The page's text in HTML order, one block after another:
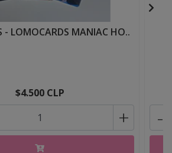
- LOMOCARDS MANIAC HO..
$4.500 CLP
+ -